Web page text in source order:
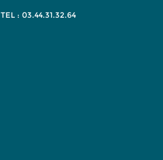
TEL : 03.44.31.32.64